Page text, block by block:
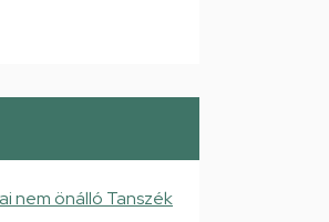
nem önálló Tanszék